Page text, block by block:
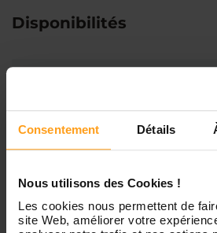
Consentement Détails
Nous utilisons des Cookies !
Les cookies nous permettent de
site Web, améliorer votre
Disponibilités
Mardi
Mercredi
Jeudi
Vous souhaitez
disponibilités de